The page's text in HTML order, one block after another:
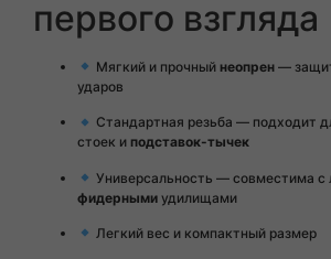
первого взгляда
Мягкий и прочный неопрен—
ударов
Стандартная резьба — подходит
стоек и подставок-тычек
Универсальность — совместима
фидерными удилищами
Легкий вес и компактный размер